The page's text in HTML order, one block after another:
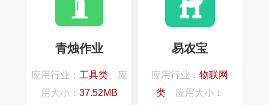
色，博比物联智慧家居为
用户提供全方位的智能家
部分智能设备而，实现了
各种智能设备的互联、互
通、互动，给您全新的智
能家庭互联体验。
和素材内容由班级老师进
行整理，不同于市面上以
的产品，真实契合实际的
个良好的写作氛围中。
青烛作业
应用行业： 工具类应
用大小： 37.52MB
易农宝
应用行业：物联网
类 应用大小：